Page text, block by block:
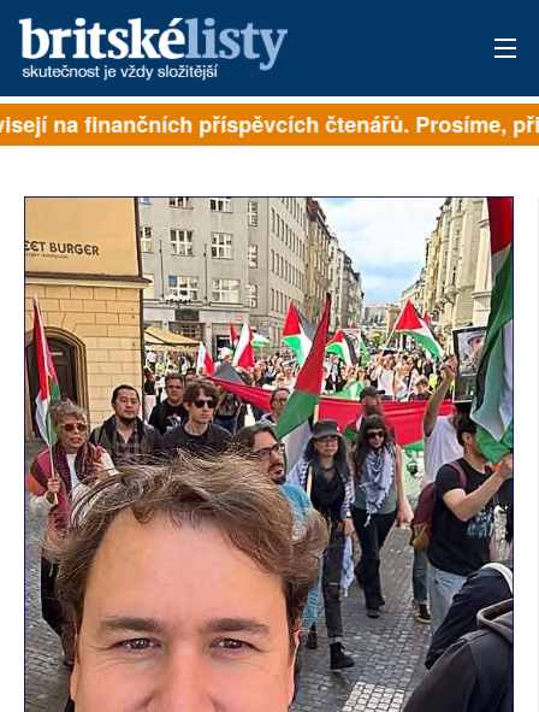
PŘIHLÁSIT
ARCHIV
ROZHOVORY
TÉMATA
NEJČTENĚJŠÍ ZA 7 DNÍ
AUTOŘI
PŘÍSPĚVKY NA PROVOZ
SOCIÁLNÍ SÍTĚ
RUBRIKY
PLNÁ VERZE STRÁNEK
na finančních příspěvcích čtenářů. Prosíme,